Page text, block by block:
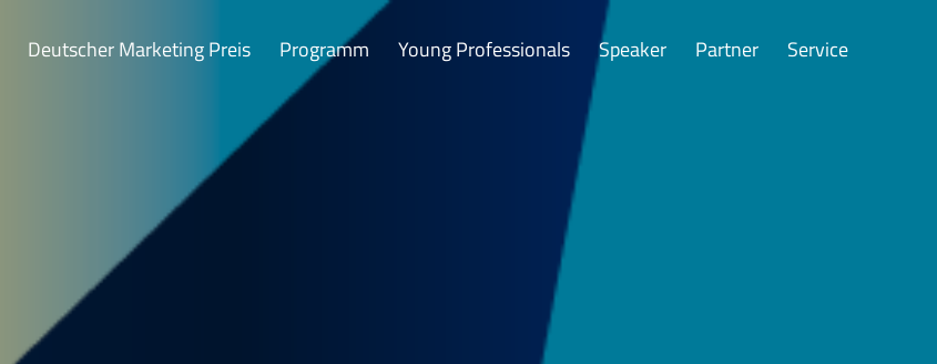
Deutscher Marketing Preis Programm Young Professionals Speaker Partner Service